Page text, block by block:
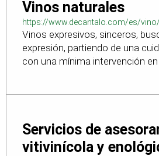
Vinos naturales
https://www.decantalo.com/es/
Vinos expresivos, sinceros,
expresión, partiendo de una
con una mínima intervención en
Servicios de
vitivinícola y